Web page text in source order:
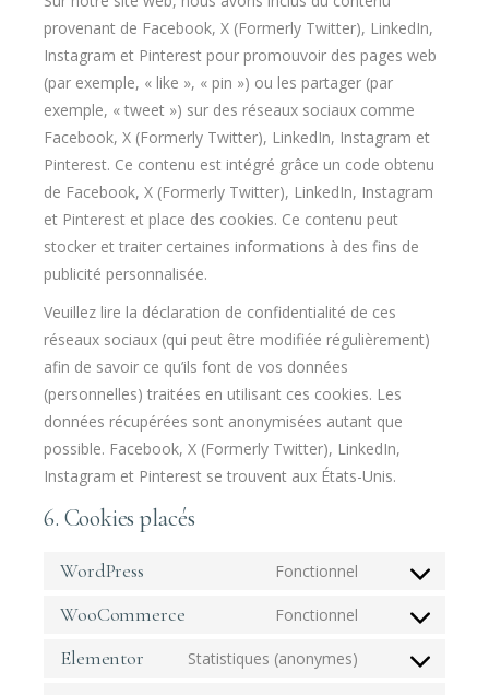
provenant de Facebook, X (Formerly Twitter), LinkedIn,
Instagram et Pinterest pour promouvoir des pages web
(par exemple, « like », « pin ») ou les partager (par
exemple, « tweet ») sur des réseaux sociaux comme
Facebook, X (Formerly Twitter), LinkedIn, Instagram et
Pinterest. Ce contenu est intégré grâce un code obtenu
de Facebook, X (Formerly Twitter), LinkedIn, Instagram
et Pinterest et place des cookies. Ce contenu peut
stocker et traiter certaines informations à des fins de
publicité personnalisée.
Veuillez lire la déclaration de confidentialité de ces
réseaux sociaux (qui peut être modifiée régulièrement)
afin de savoir ce qu’ils font de vos données
(personnelles) traitées en utilisant ces cookies. Les
données récupérées sont anonymisées autant que
possible. Facebook, X (Formerly Twitter), LinkedIn,
Instagram et Pinterest se trouvent aux États-Unis.
6. Cookies placés
WordPress Fonctionnel
WooCommerce Fonctionnel
Elementor Statistiques (anonymes)